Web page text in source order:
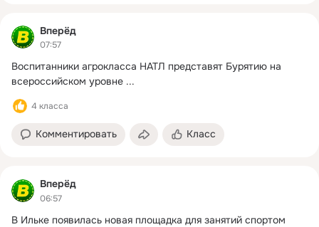
Вперёд
07:57
Воспитанники агрокласса НАТЛ представят Бурятию на
всероссийском уровне ...
4 класса
Комментировать Класс
Вперёд
06:57
В Ильке появилась новая площадка для занятий спортом